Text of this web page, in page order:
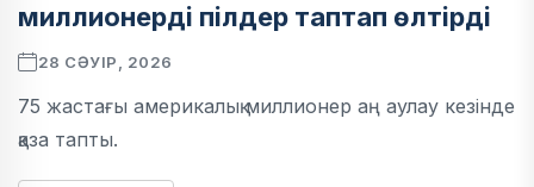
миллионерді пілдер таптап өлтірді
28 СӘУІР, 2026
75 жастағы америкалық миллионер аң аулау кезінде
қаза тапты.